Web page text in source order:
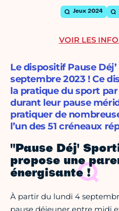
Jeux 2024
Le dispositif Pause
septembre 2023 ! Ce
la pratique du sport
durant leur pause
pratiquer de
l’un des 51 créneaux
"Pause Déj'
propose une
énergisante !
À partir du lundi 4
VOIR LES